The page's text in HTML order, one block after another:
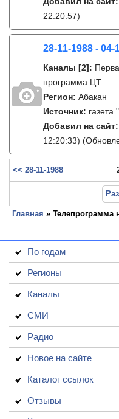
22:20:57)
28-11-1988 - 04-
Каналы [2]:
программа ЦТ
Регион: Абакан
Источник: газета
Добавил на сайт:
12:20:33)
<< 28-11-1988
Главная » Телепрограмма
По годам
Регионы
Каналы
СМИ
Радио
Новое на сайте
Каталог ссылок
Отзывы